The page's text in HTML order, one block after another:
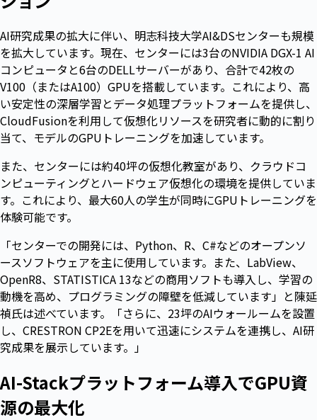
AI研究成果の拡大に伴い、明志科技大学AI&DSセンターも規模
を拡大しています。現在、センターには3台のNVIDIA DGX-1 AI
コンピュータと6台のDELLサーバーがあり、合計で42枚の
V100（またはA100）GPUを搭載しています。これにより、高
い安定性の深層学習とデータ処理プラットフォームを提供し、
CloudFusionを利用して仮想化リソースを研究者に動的に割り
当て、モデルのGPUトレーニングを加速しています。
また、センターには約40坪の仮想化教室があり、クラウドコ
ンピューティングとハードウェア仮想化の環境を提供していま
す。これにより、最大60人の学生が同時にGPUトレーニングを
体験可能です。
「センターでの開発には、Python、R、C#などのオープンソ
ースソフトウェアを主に使用しています。また、LabView、
OpenR8、STATISTICA 13などの商用ソフトも導入し、学習の
動機を高め、プログラミングの障壁を低減しています」と陳延
禎氏は述べています。「さらに、23坪のAIウォールームを設置
し、CRESTRON CP2Eを用いて迅速にシステムを連携し、AI研
究成果を展示しています。」
AI-Stackプラットフォーム導入でGPU資
源の最大化